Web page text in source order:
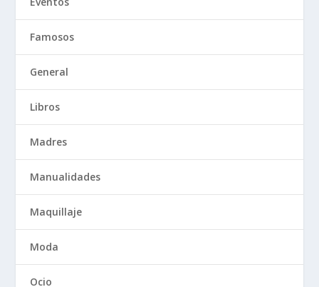
Famosos
General
Libros
Madres
Manualidades
Maquillaje
Moda
Ocio